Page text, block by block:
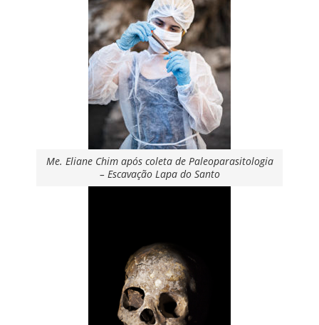
Me. Eliane Chim após coleta de Paleoparasitologia
– Escavação Lapa do Santo